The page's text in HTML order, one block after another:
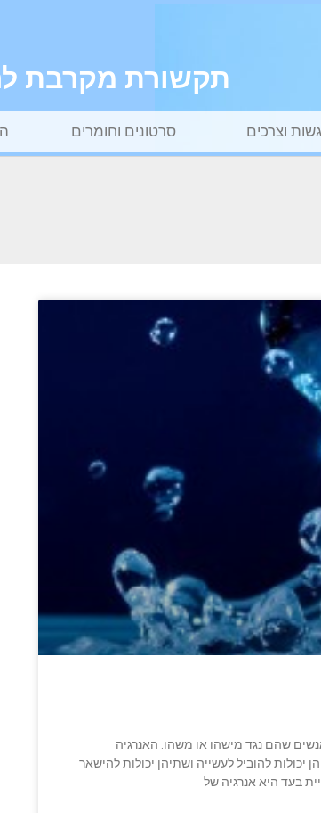
תקשורת מקרבת
וצרכים סרטונים וחומרים
שהם נגד מישהו או משהו. האנרגיה
להוביל לעשייה ושתיהן יכולות להישאר
בעד היא אנרגיה של